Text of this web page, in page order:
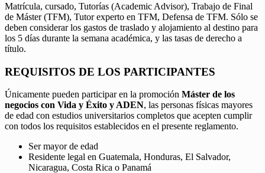
Matrícula, cursado, Tutorías (Academic Advisor), Trabajo de Final
de Máster (TFM), Tutor experto en TFM, Defensa de TFM. Sólo se
deben considerar los gastos de traslado y alojamiento al destino para
los 5 días durante la semana académica, y las tasas de derecho a
título.
REQUISITOS DE LOS PARTICIPANTES
Únicamente pueden participar en la promoción Máster de los
negocios con Vida y Éxito y ADEN, las personas físicas mayores
de edad con estudios universitarios completos que acepten cumplir
con todos los requisitos establecidos en el presente reglamento.
Ser mayor de edad
Residente legal en Guatemala, Honduras, El Salvador,
Nicaragua, Costa Rica o Panamá